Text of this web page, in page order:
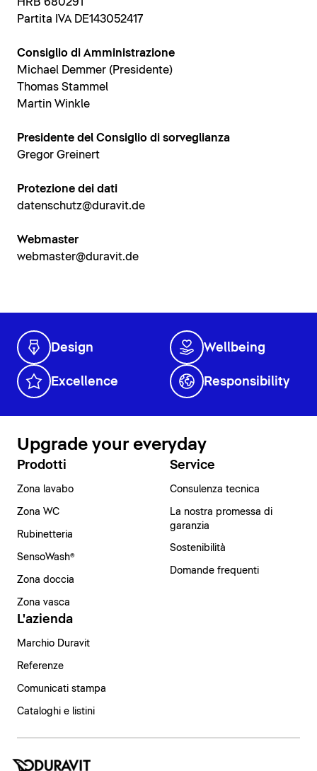
Partita IVA DE143052417
Consiglio di Amministrazione
Michael Demmer (Presidente)
Thomas Stammel
Martin Winkle
Presidente del Consiglio di sorveglianza
Gregor Greinert
Protezione dei dati
datenschutz@duravit.de
Webmaster
webmaster@duravit.de
Design Wellbeing
Excellence Responsibility
Upgrade your everyday
Prodotti
Zona lavabo
Zona WC
Rubinetteria
SensoWash®
Zona doccia
Zona vasca
Service
Consulenza tecnica
La nostra promessa di
garanzia
Sostenibilità
Domande frequenti
L'azienda
Marchio Duravit
Referenze
Comunicati stampa
Cataloghi e listini